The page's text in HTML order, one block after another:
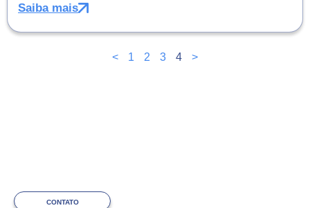
Saiba mais
< 1 2 3 4 >
CONTATO